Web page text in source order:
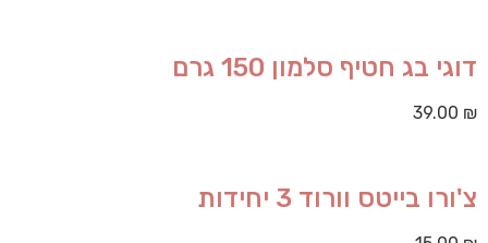
דוגי בג חטיף סלמון 150 גרם
39.00 ₪
צ'ורו בייטס וורוד 3 יחידות